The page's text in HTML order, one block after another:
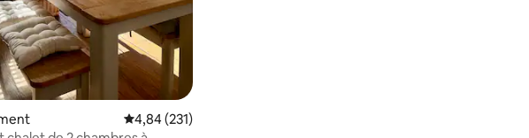
Évaluation moyenne sur la base de 231 commentaires : 4,84 sur 5
4,84 (231)